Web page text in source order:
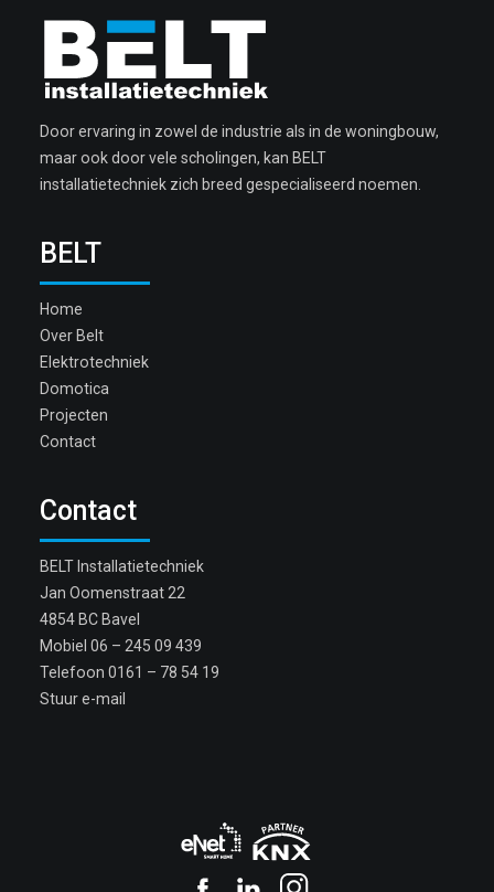
Door ervaring in zowel de industrie als in de woningbouw,
maar ook door vele scholingen, kan BELT
installatietechniek zich breed gespecialiseerd noemen.
BELT
Home
Over Belt
Elektrotechniek
Domotica
Projecten
Contact
Contact
BELT Installatietechniek
Jan Oomenstraat 22
4854 BC Bavel
Mobiel 06 – 245 09 439
Telefoon 0161 – 78 54 19
Stuur e-mail